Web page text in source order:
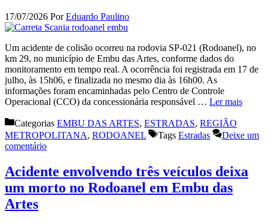
17/07/2026 PorEduardo Paulino
Um acidente de colisão ocorreu na rodovia SP-021 (Rodoanel), no
km 29, no município de Embu das Artes, conforme dados do
monitoramento em tempo real. A ocorrência foi registrada em 17 de
julho, às 15h06, e finalizada no mesmo dia às 16h00. As
informações foram encaminhadas pelo Centro de Controle
Operacional (CCO) da concessionária responsável … Ler mais
Categorias EMBU DAS ARTES, ESTRADAS, REGIÃO
METROPOLITANA, RODOANEL Tags Estradas
Deixe um
comentário
Acidente envolvendo três veículos deixa
um morto no Rodoanel em Embu das
Artes